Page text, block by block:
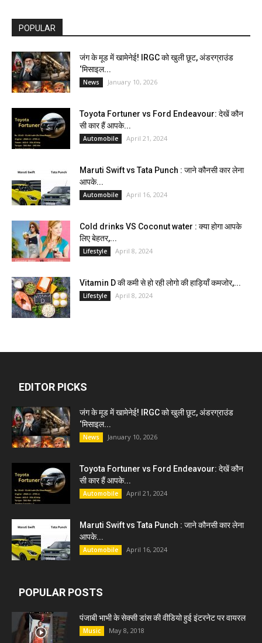
POPULAR
जंग के मूड में खामेनेई! IRGC को खुली छूट, अंडरग्राउंड
‘मिसाइल...
News January 10, 2026
Toyota Fortuner vs Ford Endeavour: देखें कौन
सी कार हैं आपके...
Automobile April 21, 2024
Maruti Swift vs Tata Punch : जाने कौनसी कार लेना
आपके...
Automobile April 16, 2024
Cold drinks VS Coconut water : क्या होगा आपके
लिए बेहतर,...
Lifestyle April 8, 2024
Vitamin D की कमी से हो रही लोगो की हाड़ियाँ कमजोर,...
Lifestyle April 8, 2024
EDITOR PICKS
जंग के मूड में खामेनेई! IRGC को खुली छूट, अंडरग्राउंड
‘मिसाइल...
News January 10, 2026
Toyota Fortuner vs Ford Endeavour: देखें कौन
सी कार हैं आपके...
Automobile April 21, 2024
Maruti Swift vs Tata Punch : जाने कौनसी कार लेना
आपके...
Automobile April 16, 2024
POPULAR POSTS
पंजाबी भाभी के सेक्सी डांस की वीडियो हुई इंटरनेट पर वायरल
Music May 8, 2018